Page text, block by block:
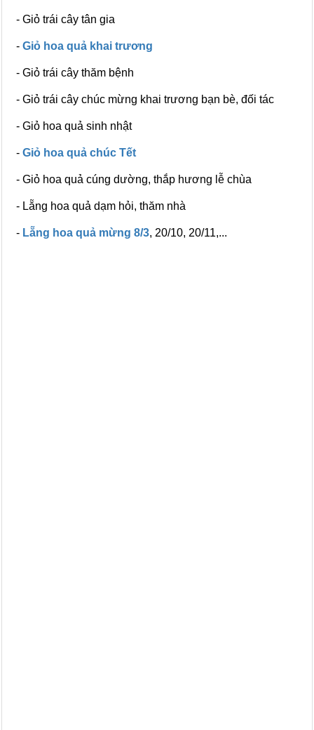
- Giỏ trái cây tân gia
- Giỏ hoa quả khai trương
- Giỏ trái cây thăm bệnh
- Giỏ trái cây chúc mừng khai trương bạn bè, đối tác
- Giỏ hoa quả sinh nhật
- Giỏ hoa quả chúc Tết
- Giỏ hoa quả cúng dường, thắp hương lễ chùa
- Lẵng hoa quả dạm hỏi, thăm nhà
- Lẵng hoa quả mừng 8/3, 20/10, 20/11,...